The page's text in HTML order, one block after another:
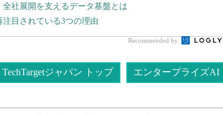
社展開を支えるデータ基盤とは
目されている3つの理由
Recommended by
TechTargetジャパン トップ エンタープライズAI